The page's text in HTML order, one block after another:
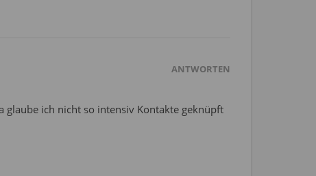
ANTWORTEN
ich nicht so intensiv Kontakte geknüpft